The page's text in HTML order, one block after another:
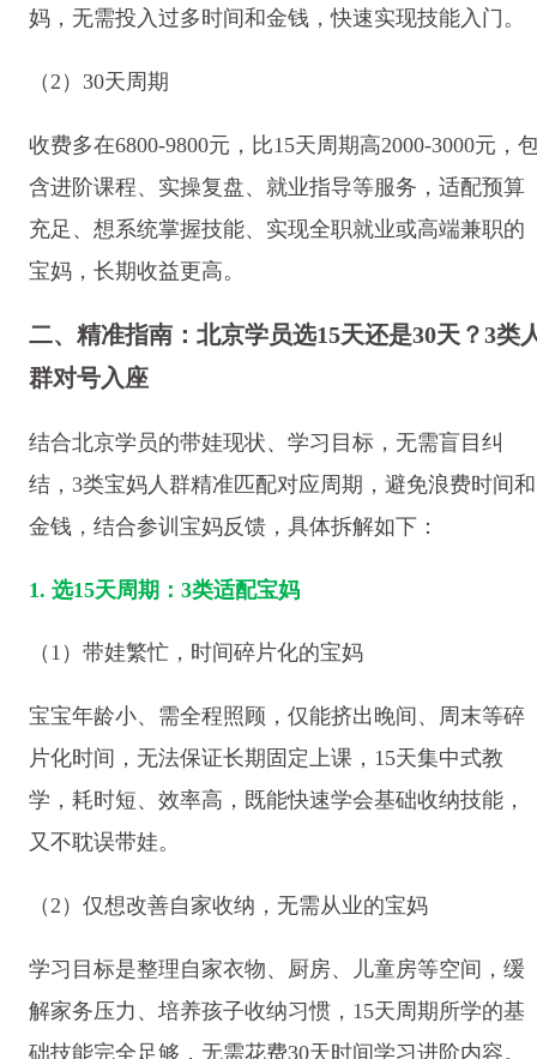
妈，无需投入过多时间和金钱，快速实现技能入门。
（2）30天周期
收费多在6800-9800元，比15天周期高2000-3000元，
含进阶课程、实操复盘、就业指导等服务，适配预算
充足、想系统掌握技能、实现全职就业或高端兼职的
宝妈，长期收益更高。
二、精准指南：北京学员选15天还是30天？3类
群对号入座
结合北京学员的带娃现状、学习目标，无需盲目纠
结，3类宝妈人群精准匹配对应周期，避免浪费时间和
金钱，结合参训宝妈反馈，具体拆解如下：
1. 选15天周期：3类适配宝妈
（1）带娃繁忙，时间碎片化的宝妈
宝宝年龄小、需全程照顾，仅能挤出晚间、周末等碎
片化时间，无法保证长期固定上课，15天集中式教
学，耗时短、效率高，既能快速学会基础收纳技能，
又不耽误带娃。
（2）仅想改善自家收纳，无需从业的宝妈
学习目标是整理自家衣物、厨房、儿童房等空间，缓
解家务压力、培养孩子收纳习惯，15天周期所学的基
础技能完全足够，无需花费30天时间学习进阶内容。